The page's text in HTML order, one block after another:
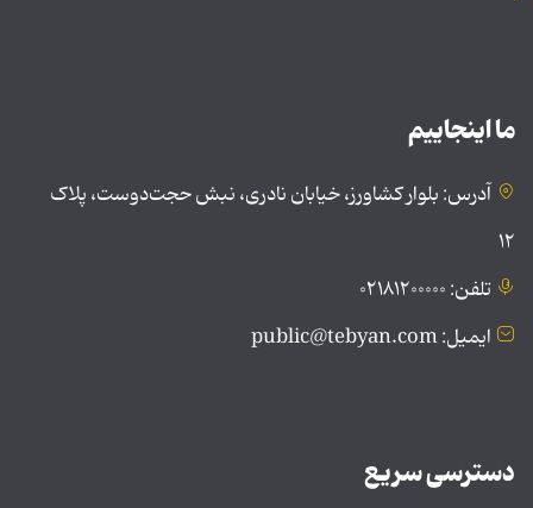
ما اینجاییم
آدرس: بلوار کشاورز، خیابان نادری، نبش حجت‌دوست، پلاک
۱۲
تلفن: ۰۲۱۸۱۲۰۰۰۰۰
ایمیل: public@tebyan.com
دسترسی سریع